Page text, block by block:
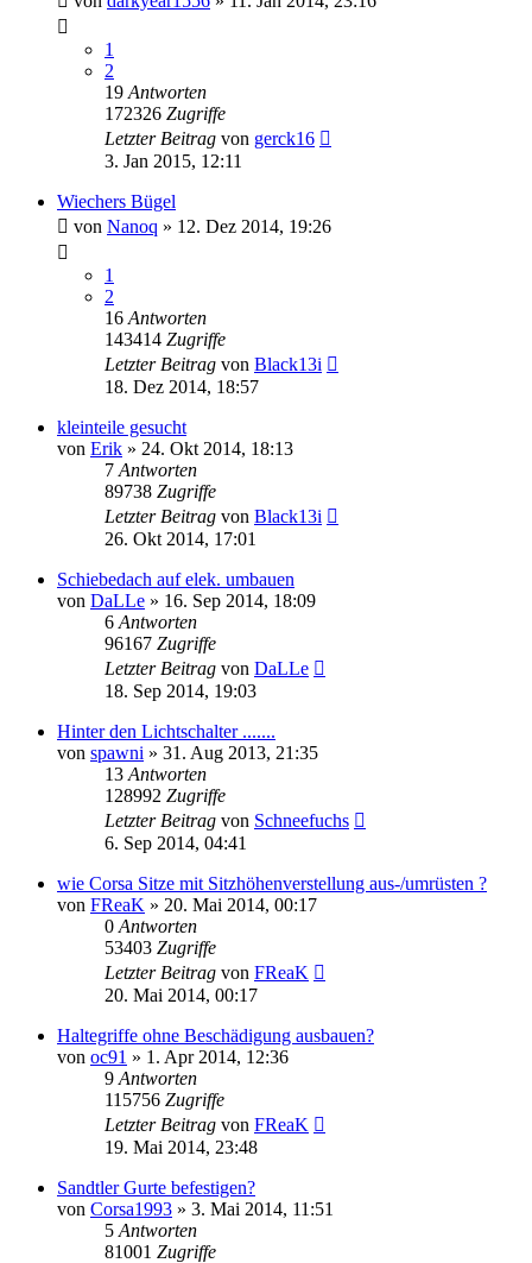
1
2
19 Antworten
172326 Zugriffe
Letzter Beitrag von gerck16
3. Jan 2015, 12:11
Wiechers Bügel
von Nanoq » 12. Dez 2014, 19:26
1
2
16 Antworten
143414 Zugriffe
Letzter Beitrag von Black13i
18. Dez 2014, 18:57
kleinteile gesucht
von Erik » 24. Okt 2014, 18:13
7 Antworten
89738 Zugriffe
Letzter Beitrag von Black13i
26. Okt 2014, 17:01
Schiebedach auf elek. umbauen
von DaLLe » 16. Sep 2014, 18:09
6 Antworten
96167 Zugriffe
Letzter Beitrag von DaLLe
18. Sep 2014, 19:03
Hinter den Lichtschalter .......
von spawni » 31. Aug 2013, 21:35
13 Antworten
128992 Zugriffe
Letzter Beitrag von Schneefuchs
6. Sep 2014, 04:41
wie Corsa Sitze mit Sitzhöhenverstellung aus-/umrüsten ?
von FReaK » 20. Mai 2014, 00:17
0 Antworten
53403 Zugriffe
Letzter Beitrag von FReaK
20. Mai 2014, 00:17
Haltegriffe ohne Beschädigung ausbauen?
von oc91 » 1. Apr 2014, 12:36
9 Antworten
115756 Zugriffe
Letzter Beitrag von FReaK
19. Mai 2014, 23:48
Sandtler Gurte befestigen?
von Corsa1993 » 3. Mai 2014, 11:51
5 Antworten
81001 Zugriffe